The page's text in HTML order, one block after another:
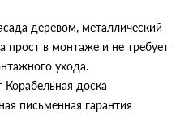
деревом, металлический
прост в монтаже и не требует
ухода.
доска
письменная гарантия